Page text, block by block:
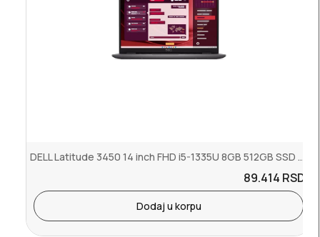
DELL Latitude 3450 14 inch FHD i5-1335U 8GB 512GB SSD Backlit FP Ub...
89.414 RSD.
Dodaj u korpu